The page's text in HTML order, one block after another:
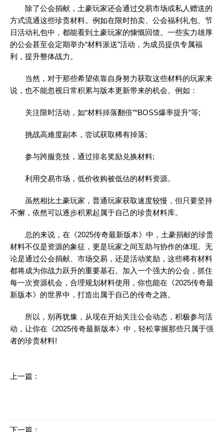
除了公会捐献，土豪玩家还会通过交易市场或私人赠送的
方式流通这些珍贵材料。例如在限时拍卖、公会福利礼包、节
日活动礼包中，都能看到土豪玩家的慷慨回馈。一些实力雄厚
的公会甚至会定期举办“材料派送”活动，为成员提供专属福
利，提升整体战力。
当然，对于那些希望依靠自身努力获取这些材料的玩家来
说，也不能忽视日常积累与版本更新带来的机会。例如：
关注限时活动，如“材料掉落翻倍”“BOSS爆率提升”等;
挑战高难度副本，尝试获取稀有掉落;
参与跨服竞技，通过排名奖励兑换材料;
利用交易市场，低价收购被低估的材料资源。
虽然相比土豪玩家，普通玩家获取速度较慢，但只要坚持
不懈，依然可以逐步积累起属于自己的珍贵材料库。
总的来说，在《2025传奇最新版本》中，土豪捐献的珍贵
材料不仅是资源的象征，更是玩家之间互助与协作的体现。无
论是通过公会捐献、市场交易，还是活动奖励，这些稀有材料
都将成为你战力跃升的重要基石。加入一个强大的公会，抓住
每一次资源机会，合理规划材料使用，你也能在《2025传奇最
新版本》的世界中，打造出属于自己的传奇之路。
所以，别再犹豫，从现在开始关注公会动态，积极参与活
动，让你在《2025传奇最新版本》中，轻松掌握那些只属于强
者的珍贵材料!
上一篇：
下一篇：